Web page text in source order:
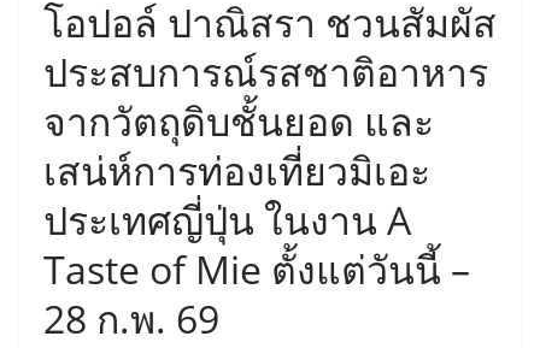
โอปอล์ ปาณิสรา ชวนสัมผัส
ประสบการณ์รสชาติอาหาร
จากวัตถุดิบชั้นยอด และ
เสน่ห์การท่องเที่ยวมิเอะ
ประเทศญี่ปุ่น ในงาน A
Taste of Mie ตั้งแต่วันนี้ –
28 ก.พ. 69